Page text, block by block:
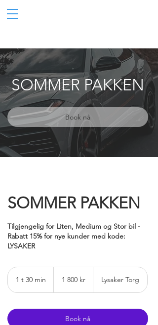
SOMMER PAKKEN
Book nå
SOMMER PAKKEN
Tilgjengelig for Liten, Medium og Stor bil -
Rabatt 15% for nye kunder med kode:
LYSAKER
1 t 30 min
m
kroner1 800 kr Lysaker Torg
Book nå